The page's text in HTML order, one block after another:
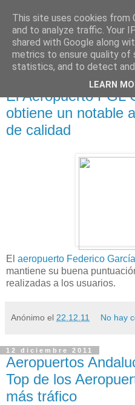
El Aeropuerto FGL
obtiene un notable
de calidad
El aeropuerto Federico
mantiene su buena
realizadas a los usuarios.
Anónimo el 22.12.11 No hay
12 diciembre 2011
Aeropuertos
Top de los
más tráfico
This site uses cookies from
and to analyze traffic. Your
shared with Google along
metrics to ensure quality of
statistics, and to detect and
LEARN